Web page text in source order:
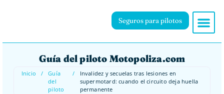
Seguros para pilotos
Guía del piloto Motopoliza.com
Inicio /
Guía
del
piloto
/
Invalidez y secuelas tras lesiones en
supermotard: cuando el circuito deja huella
permanente